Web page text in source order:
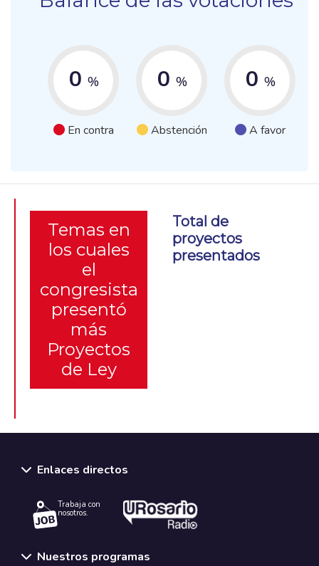
0 %
En contra
0 %
Abstención
0 %
A favor
Temas en
los cuales
el
congresista
presentó
más
Proyectos
de Ley
Total de
proyectos
presentados
Enlaces directos
Trabaja con
nosotros.
Nuestros programas